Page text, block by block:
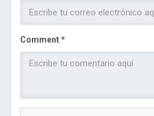
Comment *